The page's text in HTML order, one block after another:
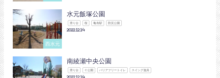
西水元
水元飯塚公園
滑り台 桜 亀有駅 防災公園
2022.12.14
南綾瀬中央公園
滑り台 Ｃ公園 バリアフリートイレ スイング遊具
2022.12.14